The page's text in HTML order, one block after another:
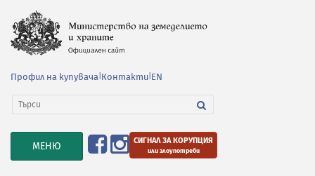
Профил на купувача Контакти EN
TOGGLE
NAVIGATION
МЕНЮ СИГНАЛ ЗА КОРУПЦИЯ
или злоупотреби